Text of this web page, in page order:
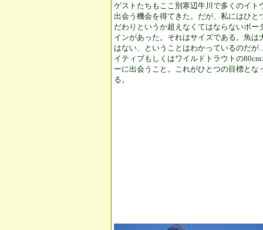
ゲストたちもここ別寒辺牛川で多くのイト
出会う機会を得てきた。だが、私にはひと
だわりというか超えなくてはならないボー
インがあった。それはサイズである。魚は
はない、ということはわかっているのだ
イティブもしくはワイルドトラウトの
ーに出会うこと。これがひとつの目標とな
る。